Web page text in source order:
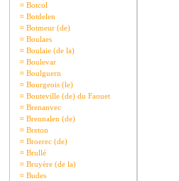
¤ Botcol
¤ Botdelen
¤ Botmeur (de)
¤ Boulaes
¤ Boulaie (de la)
¤ Boulevar
¤ Boulguern
¤ Bourgeois (le)
¤ Bouteville (de) du Faouet
¤ Brenanvec
¤ Brennalen (de)
¤ Breton
¤ Broerec (de)
¤ Brullé
¤ Bruyère (de la)
¤ Budes